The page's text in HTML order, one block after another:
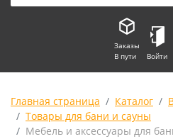
Заказы
В пути
Войти
Главная страница Каталог
Товары для бани и сауны
Мебель и аксессуары для